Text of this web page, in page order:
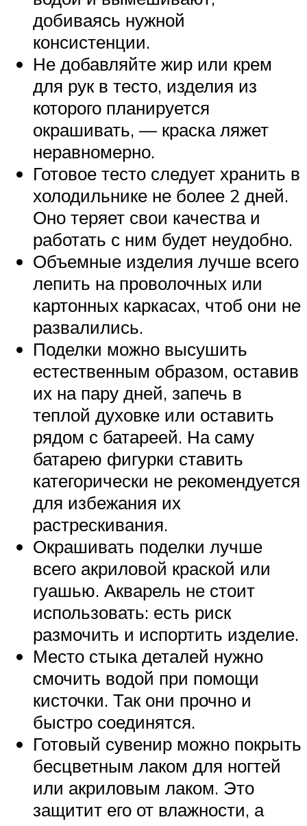
добиваясь нужной
консистенции.
Не добавляйте жир или крем
для рук в тесто, изделия из
которого планируется
окрашивать, — краска ляжет
неравномерно.
Готовое тесто следует хранить в
холодильнике не более 2 дней.
Оно теряет свои качества и
работать с ним будет неудобно.
Объемные изделия лучше всего
лепить на проволочных или
картонных каркасах, чтоб они не
развалились.
Поделки можно высушить
естественным образом, оставив
их на пару дней, запечь в
теплой духовке или оставить
рядом с батареей. На саму
батарею фигурки ставить
категорически не рекомендуется
для избежания их
растрескивания.
Окрашивать поделки лучше
всего акриловой краской или
гуашью. Акварель не стоит
использовать: есть риск
размочить и испортить изделие.
Место стыка деталей нужно
смочить водой при помощи
кисточки. Так они прочно и
быстро соединятся.
Готовый сувенир можно покрыть
бесцветным лаком для ногтей
или акриловым лаком. Это
защитит его от влажности, а